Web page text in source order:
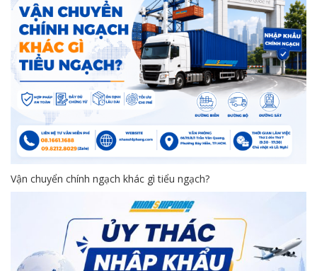
Vận chuyển chính ngạch khác gì tiểu ngạch?